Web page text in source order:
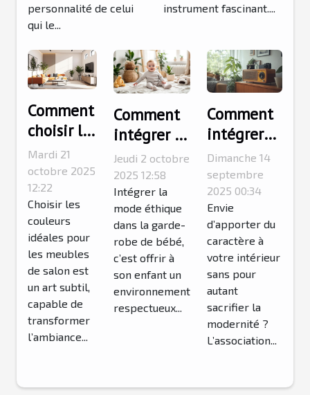
personnalité de celui
qui le...
instrument fascinant....
Comment
choisir les
couleurs
parfaites
pour vos
meubles
de salon ?
Mardi 21
octobre 2025
12:22
Choisir les
couleurs
idéales pour
les meubles
de salon est
un art subtil,
capable de
transformer
l’ambiance...
Comment
intégrer la
mode
éthique
dans la
garde-robe
de votre
bébé?
Jeudi 2 octobre
2025 12:58
Intégrer la
mode éthique
dans la garde-
robe de bébé,
c’est offrir à
son enfant un
environnement
respectueux...
Comment
intégrer
des objets
de
décoration
vintage
américains
dans un
intérieur
moderne ?
Dimanche 14
septembre
2025 00:34
Envie
d’apporter du
caractère à
votre intérieur
sans pour
autant
sacrifier la
modernité ?
L’association...